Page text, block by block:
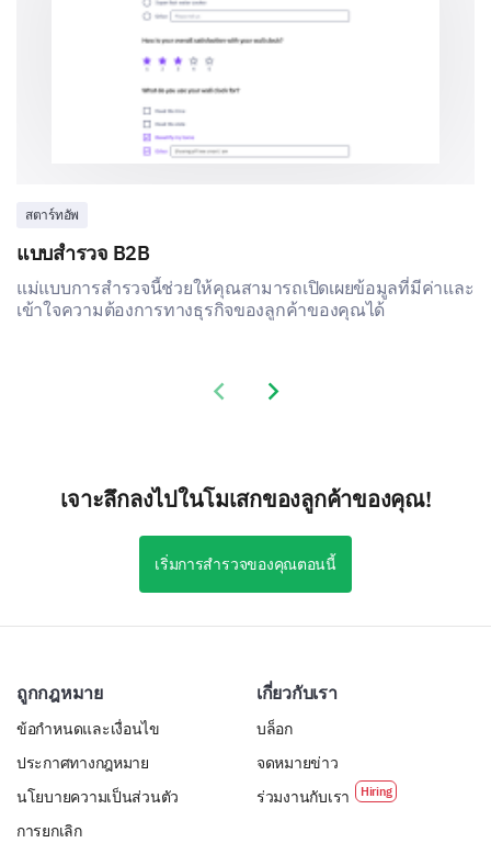
สตาร์ทอัพ
แบบสำรวจ B2B
แม่แบบการสำรวจนี้ช่วยให้คุณสามารถเปิดเผยข้อมูลที่มีค่าและ
เข้าใจความต้องการทางธุรกิจของลูกค้าของคุณได้
Previous slide
Next slide
เจาะลึกลงไปในโมเสกของลูกค้าของคุณ!
เริ่มการสำรวจของคุณตอนนี้
ถูกกฎหมาย
ข้อกำหนดและเงื่อนไข
ประกาศทางกฎหมาย
นโยบายความเป็นส่วนตัว
การยกเลิก
เกี่ยวกับเรา
บล็อก
จดหมายข่าว
ร่วมงานกับเรา